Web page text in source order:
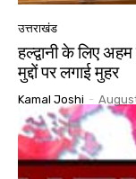
उत्तराखंड
हल्द्वानी के लिए
मुद्दों पर लगाई मुहर
Kamal Joshi -